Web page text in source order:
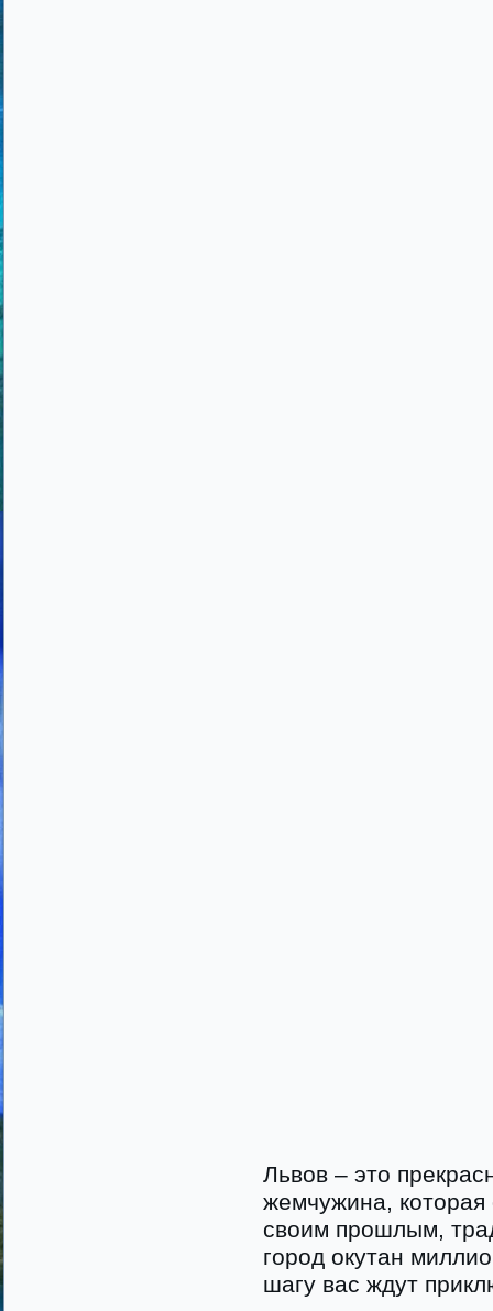
Львов – это
жемчужина,
своим прошлым,
город окутан
шагу вас ждут